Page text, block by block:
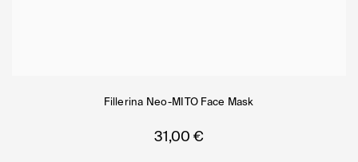
Fillerina Neo-MITO Face Mask
31,00 €